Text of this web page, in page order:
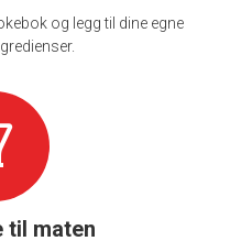
og legg til dine egne
til maten